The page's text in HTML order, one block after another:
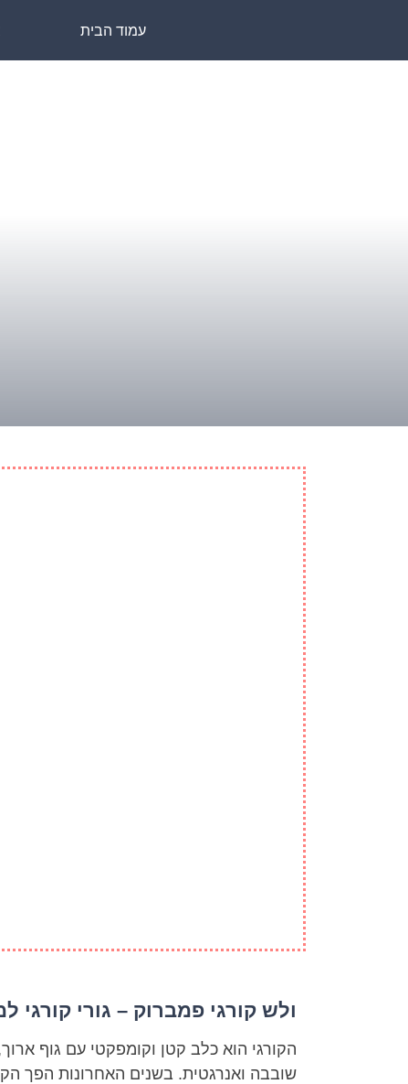
עמוד הבית
ולש קורגי פמברוק – גורי קורגי
הקורגי הוא כלב קטן וקומפקטי עם גוף
שובבה ואנרגטית. בשנים האחרונות הפך